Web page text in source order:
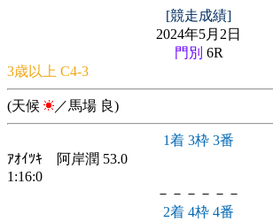
[競走成績]
2024年5月2日
門別 6R
3歳以上 C4-3
(天候 ／馬場 良)
1着 3枠 3番
ｱｵｲﾂｷ 阿岸潤 53.0
1:16:0
－－－－－－
2着 4枠 4番